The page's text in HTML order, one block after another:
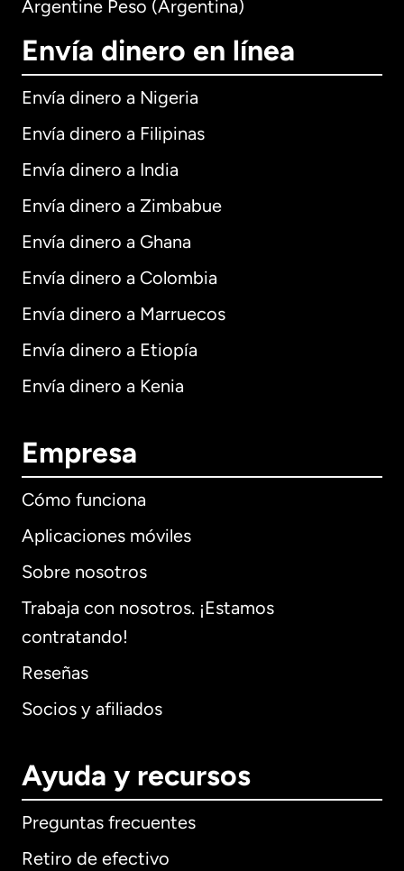
Argentine Peso (Argentina)
Envía dinero en línea
Envía dinero a Nigeria
Envía dinero a Filipinas
Envía dinero a India
Envía dinero a Zimbabue
Envía dinero a Ghana
Envía dinero a Colombia
Envía dinero a Marruecos
Envía dinero a Etiopía
Envía dinero a Kenia
Empresa
Cómo funciona
Aplicaciones móviles
Sobre nosotros
Trabaja con nosotros. ¡Estamos
contratando!
Reseñas
Socios y afiliados
Ayuda y recursos
Preguntas frecuentes
Retiro de efectivo